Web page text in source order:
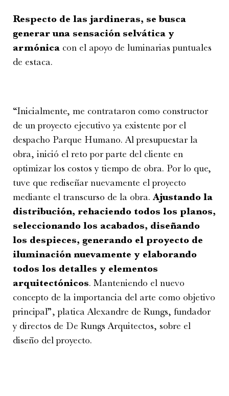
Respecto de las jardineras, se busca
generar una sensación selvática y
armónica con el apoyo de luminarias puntuales
de estaca.
“Inicialmente, me contrataron como constructor
de un proyecto ejecutivo ya existente por el
despacho Parque Humano. Al presupuestar la
obra, inició el reto por parte del cliente en
optimizar los costos y tiempo de obra. Por lo que,
tuve que rediseñar nuevamente el proyecto
mediante el transcurso de la obra. Ajustando la
distribución, rehaciendo todos los planos,
seleccionando los acabados, diseñando
los despieces, generando el proyecto de
iluminación nuevamente y elaborando
todos los detalles y elementos
arquitectónicos. Manteniendo el nuevo
concepto de la importancia del arte como objetivo
principal”, platica Alexandre de Rungs, fundador
y directos de De Rungs Arquitectos, sobre el
diseño del proyecto.